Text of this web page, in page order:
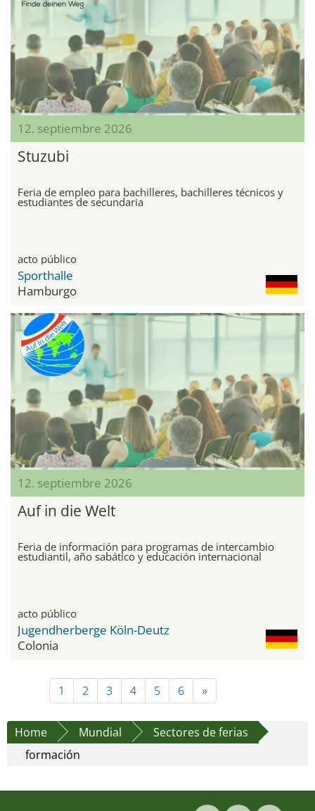
12. septiembre 2026
Stuzubi
Feria de empleo para bachilleres, bachilleres técnicos y
estudiantes de secundaria
acto público
Sporthalle
Hamburgo
12. septiembre 2026
Auf in die Welt
Feria de información para programas de intercambio
estudiantil, año sabático y educación internacional
acto público
Jugendherberge Köln-Deutz
Colonia
1 2 3 4 5 6 »
Home Mundial
Sectores de ferias
formación